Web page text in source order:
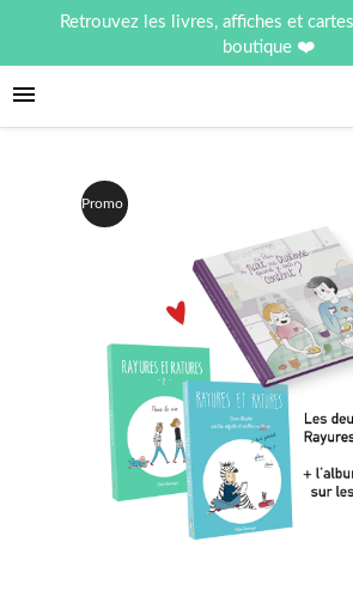
Retrouvez les livres, affiches et
boutique
Promo !